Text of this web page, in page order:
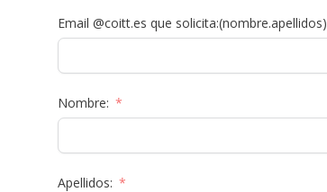
Email @coitt.es que solicita:(nombre.apellidos)
Nombre:
Apellidos: